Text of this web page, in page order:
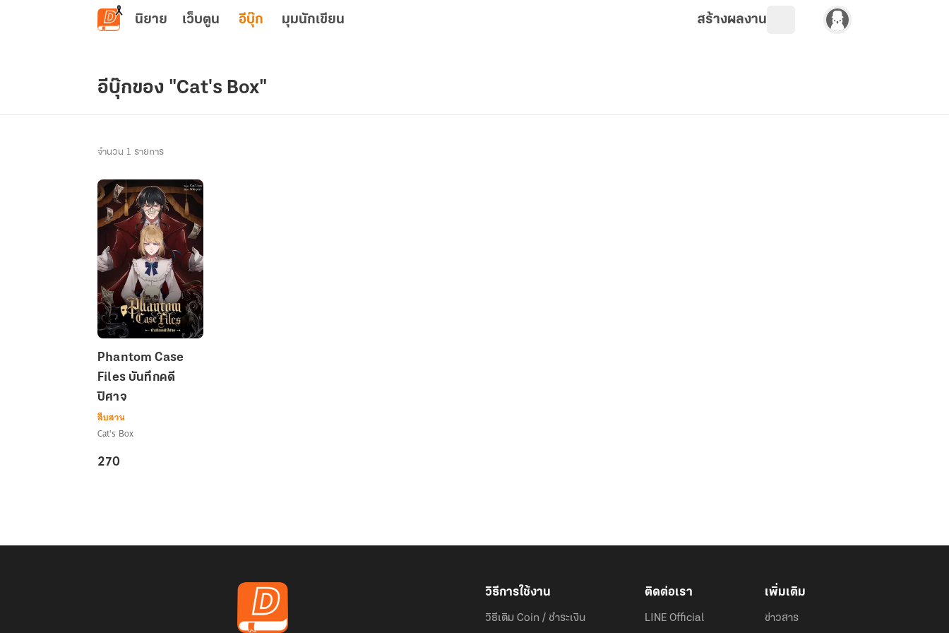
ข้ามไปยังเนื้อหาหลัก
นิยาย เว็บตูน อีบุ๊ก มุมนักเขียน สร้างผลงาน
อีบุ๊กของ "Cat's Box"
จำนวน 1 รายการ
Case
Files
บันทึก
คดี
ปิศาจ
Phantom Case
Files บันทึกคดี
ปิศาจ
สืบสวน
Cat's Box
270
วิธีการใช้งาน
วิธีเติม Coin / ชำระเงิน
ติดต่อเรา
LINE Official
เพิ่มเติม
ข่าวสาร